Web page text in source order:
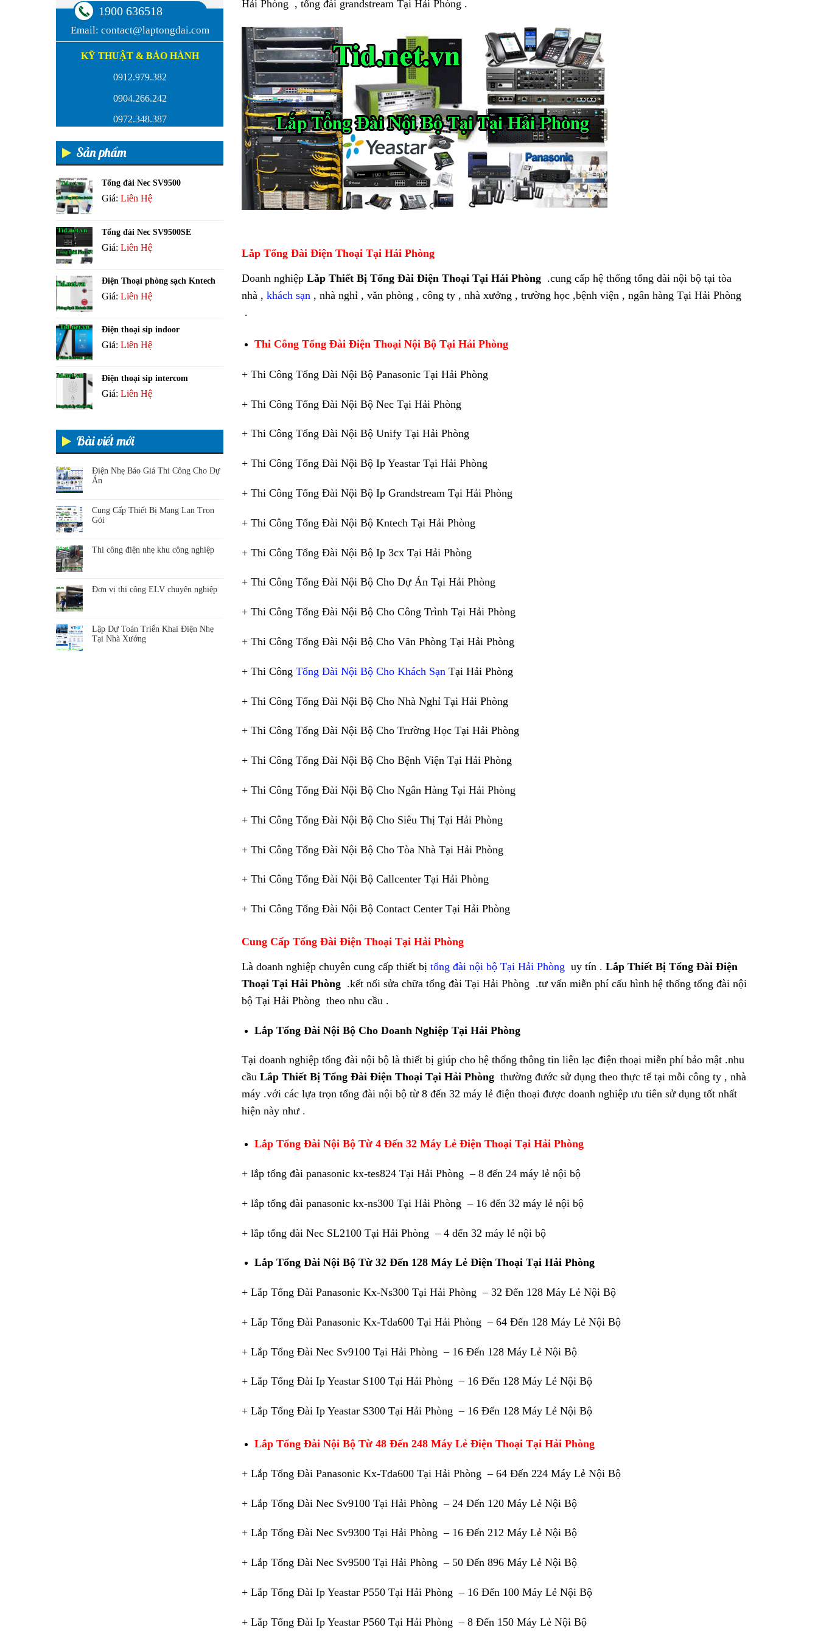
1900 636518
Email: contact@laptongdai.com
KỸ THUẬT & BẢO HÀNH
0912.979.382
0904.266.242
0972.348.387
Sản phẩm
Tổng đài Nec SV9500
Giá: Liên Hệ
Tổng đài Nec SV9500SE
Giá: Liên Hệ
Điện Thoại phòng sạch Kntech
Giá: Liên Hệ
Điện thoại sip indoor
Giá: Liên Hệ
Điện thoại sip intercom
Giá: Liên Hệ
Bài viết mới
Điện Nhẹ Báo Giá Thi Công Cho Dự
Án
Cung Cấp Thiết Bị Mạng Lan Trọn
Gói
Thi công điện nhẹ khu công nghiệp
Đơn vị thi công ELV chuyên nghiệp
Lập Dự Toán Triển Khai Điện Nhẹ
Tại Nhà Xưởng
Hải Phòng , tổng đài grandstream Tại Hải Phòng .
Lắp Tổng Đài Điện Thoại Tại Hải Phòng
Doanh nghiệp Lắp Thiết Bị Tổng Đài Điện Thoại Tại Hải Phòng .cung cấp hệ thống tổng đài nội bộ tại tòa
nhà , khách sạn , nhà nghỉ , văn phòng , công ty , nhà xưởng , trường học ,bệnh viện , ngân hàng Tại Hải Phòng
.
Thi Công Tổng Đài Điện Thoại Nội Bộ Tại Hải Phòng
+ Thi Công Tổng Đài Nội Bộ Panasonic Tại Hải Phòng
+ Thi Công Tổng Đài Nội Bộ Nec Tại Hải Phòng
+ Thi Công Tổng Đài Nội Bộ Unify Tại Hải Phòng
+ Thi Công Tổng Đài Nội Bộ Ip Yeastar Tại Hải Phòng
+ Thi Công Tổng Đài Nội Bộ Ip Grandstream Tại Hải Phòng
+ Thi Công Tổng Đài Nội Bộ Kntech Tại Hải Phòng
+ Thi Công Tổng Đài Nội Bộ Ip 3cx Tại Hải Phòng
+ Thi Công Tổng Đài Nội Bộ Cho Dự Án Tại Hải Phòng
+ Thi Công Tổng Đài Nội Bộ Cho Công Trình Tại Hải Phòng
+ Thi Công Tổng Đài Nội Bộ Cho Văn Phòng Tại Hải Phòng
+ Thi Công Tổng Đài Nội Bộ Cho Khách Sạn Tại Hải Phòng
+ Thi Công Tổng Đài Nội Bộ Cho Nhà Nghỉ Tại Hải Phòng
+ Thi Công Tổng Đài Nội Bộ Cho Trường Học Tại Hải Phòng
+ Thi Công Tổng Đài Nội Bộ Cho Bệnh Viện Tại Hải Phòng
+ Thi Công Tổng Đài Nội Bộ Cho Ngân Hàng Tại Hải Phòng
+ Thi Công Tổng Đài Nội Bộ Cho Siêu Thị Tại Hải Phòng
+ Thi Công Tổng Đài Nội Bộ Cho Tòa Nhà Tại Hải Phòng
+ Thi Công Tổng Đài Nội Bộ Callcenter Tại Hải Phòng
+ Thi Công Tổng Đài Nội Bộ Contact Center Tại Hải Phòng
Cung Cấp Tổng Đài Điện Thoại Tại Hải Phòng
Là doanh nghiệp chuyên cung cấp thiết bị tổng đài nội bộ Tại Hải Phòng uy tín . Lắp Thiết Bị Tổng Đài Điện
Thoại Tại Hải Phòng .kết nối sửa chữa tổng đài Tại Hải Phòng .tư vấn miễn phí cấu hình hệ thống tổng đài nội
bộ Tại Hải Phòng theo nhu cầu .
Lắp Tổng Đài Nội Bộ Cho Doanh Nghiệp Tại Hải Phòng
Tại doanh nghiệp tổng đài nội bộ là thiết bị giúp cho hệ thống thông tin liên lạc điện thoại miễn phí bảo mật .nhu
cầu Lắp Thiết Bị Tổng Đài Điện Thoại Tại Hải Phòng thường đước sử dụng theo thực tế tại mỗi công ty , nhà
máy .với các lựa trọn tổng đài nội bộ từ 8 đến 32 máy lẻ điện thoại được doanh nghiệp ưu tiên sử dụng tốt nhất
hiện này như .
Lắp Tổng Đài Nội Bộ Từ 4 Đến 32 Máy Lẻ Điện Thoại Tại Hải Phòng
+ lắp tổng đài panasonic kx-tes824 Tại Hải Phòng – 8 đến 24 máy lẻ nội bộ
+ lắp tổng đài panasonic kx-ns300 Tại Hải Phòng – 16 đến 32 máy lẻ nội bộ
+ lắp tổng đài Nec SL2100 Tại Hải Phòng – 4 đến 32 máy lẻ nội bộ
Lắp Tổng Đài Nội Bộ Từ 32 Đến 128 Máy Lẻ Điện Thoại Tại Hải Phòng
+ Lắp Tổng Đài Panasonic Kx-Ns300 Tại Hải Phòng – 32 Đến 128 Máy Lẻ Nội Bộ
+ Lắp Tổng Đài Panasonic Kx-Tda600 Tại Hải Phòng – 64 Đến 128 Máy Lẻ Nội Bộ
+ Lắp Tổng Đài Nec Sv9100 Tại Hải Phòng – 16 Đến 128 Máy Lẻ Nội Bộ
+ Lắp Tổng Đài Ip Yeastar S100 Tại Hải Phòng – 16 Đến 128 Máy Lẻ Nội Bộ
+ Lắp Tổng Đài Ip Yeastar S300 Tại Hải Phòng – 16 Đến 128 Máy Lẻ Nội Bộ
Lắp Tổng Đài Nội Bộ Từ 48 Đến 248 Máy Lẻ Điện Thoại Tại Hải Phòng
+ Lắp Tổng Đài Panasonic Kx-Tda600 Tại Hải Phòng – 64 Đến 224 Máy Lẻ Nội Bộ
+ Lắp Tổng Đài Nec Sv9100 Tại Hải Phòng – 24 Đến 120 Máy Lẻ Nội Bộ
+ Lắp Tổng Đài Nec Sv9300 Tại Hải Phòng – 16 Đến 212 Máy Lẻ Nội Bộ
+ Lắp Tổng Đài Nec Sv9500 Tại Hải Phòng – 50 Đến 896 Máy Lẻ Nội Bộ
+ Lắp Tổng Đài Ip Yeastar P550 Tại Hải Phòng – 16 Đến 100 Máy Lẻ Nội Bộ
+ Lắp Tổng Đài Ip Yeastar P560 Tại Hải Phòng – 8 Đến 150 Máy Lẻ Nội Bộ